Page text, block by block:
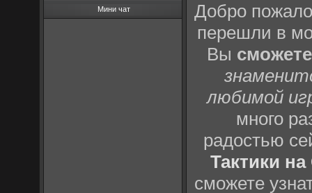
Мини чат
Добро
перешли в
Вы
любимой
много
радостью
Тактики
сможете